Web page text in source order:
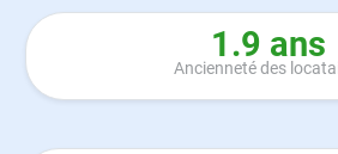
1.9 ans
Ancienneté des